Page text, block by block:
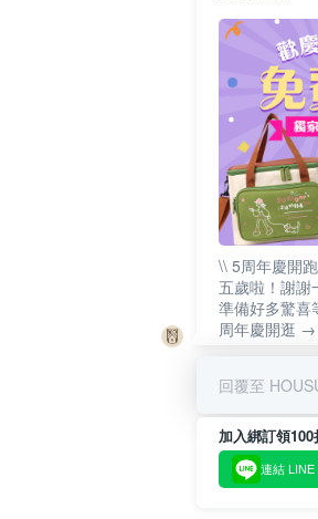
\\ 5周年慶開
五歲啦！謝
準備好多驚喜
周年慶開逛 →
回覆至
加入綁訂領100
連結 LINE